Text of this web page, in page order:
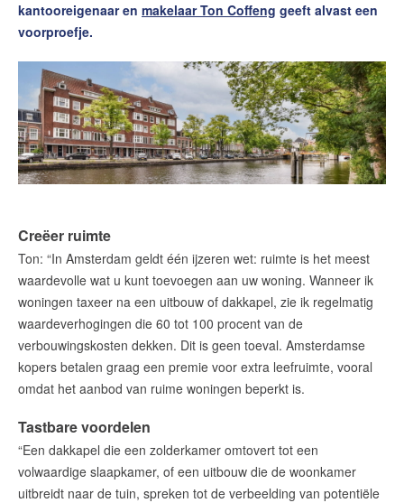
Woning Waarde Adviesdagen
De waarde van uw woning
Blog
De Amsterdamse woningmarkt
verandert
Lees de blog vanRedactie Makelaars van
Maak een afspraak
Makelaars van Amsterdam
amsterdam@makelaarsvan.nl
+31 (0)20 333 11 10
English?
kantooreigenaar en makelaar Ton Coffeng geeft alvast een
voorproefje.
Creëer ruimte
Ton: “In Amsterdam geldt één ijzeren wet: ruimte is het meest
waardevolle wat u kunt toevoegen aan uw woning. Wanneer ik
woningen taxeer na een uitbouw of dakkapel, zie ik regelmatig
waardeverhogingen die 60 tot 100 procent van de
verbouwingskosten dekken. Dit is geen toeval. Amsterdamse
kopers betalen graag een premie voor extra leefruimte, vooral
omdat het aanbod van ruime woningen beperkt is.
Tastbare voordelen
“Een dakkapel die een zolderkamer omtovert tot een
volwaardige slaapkamer, of een uitbouw die de woonkamer
uitbreidt naar de tuin, spreken tot de verbeelding van potentiële